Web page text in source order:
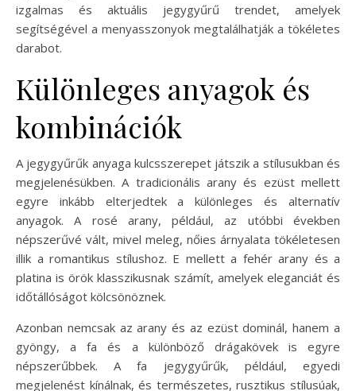
izgalmas és aktuális jegygyűrű trendet, amelyek
segítségével a menyasszonyok megtalálhatják a tökéletes
darabot.
Különleges anyagok és
kombinációk
A jegygyűrűk anyaga kulcsszerepet játszik a stílusukban és
megjelenésükben. A tradicionális arany és ezüst mellett
egyre inkább elterjedtek a különleges és alternatív
anyagok. A rosé arany, például, az utóbbi években
népszerűvé vált, mivel meleg, nőies árnyalata tökéletesen
illik a romantikus stílushoz. E mellett a fehér arany és a
platina is örök klasszikusnak számít, amelyek eleganciát és
időtállóságot kölcsönöznek.
Azonban nemcsak az arany és az ezüst dominál, hanem a
gyöngy, a fa és a különböző drágakövek is egyre
népszerűbbek. A fa jegygyűrűk, például, egyedi
megjelenést kínálnak, és természetes, rusztikus stílusúak,